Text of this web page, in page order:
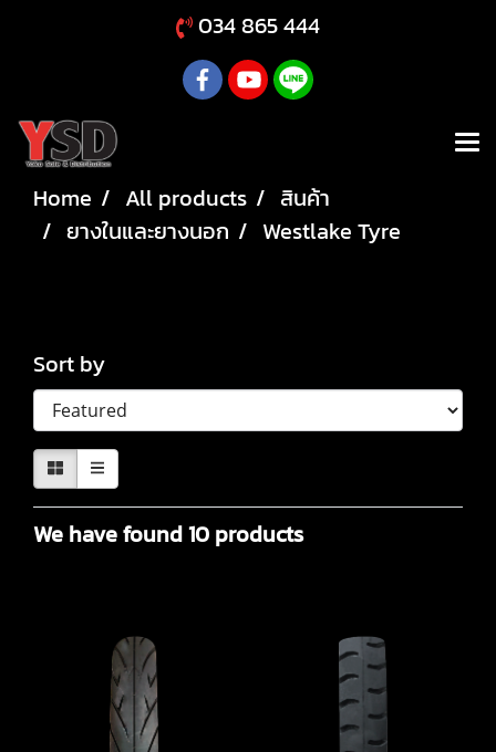
034 865 444
Home All products
สินค้า
ยางในและยางนอก
Westlake Tyre
Sort by
We have found 10 products